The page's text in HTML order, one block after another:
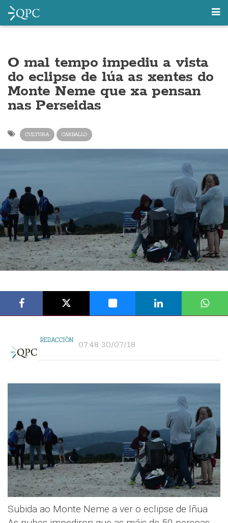
O mal tempo impediu a vista
do eclipse de lúa as xentes do
Monte Neme que xa pensan
nas Perseidas
CULTURA CARBALLO
REDACCIÓN 07:48 30/07/18
Subida ao Monte Neme a ver o eclipse de lñua